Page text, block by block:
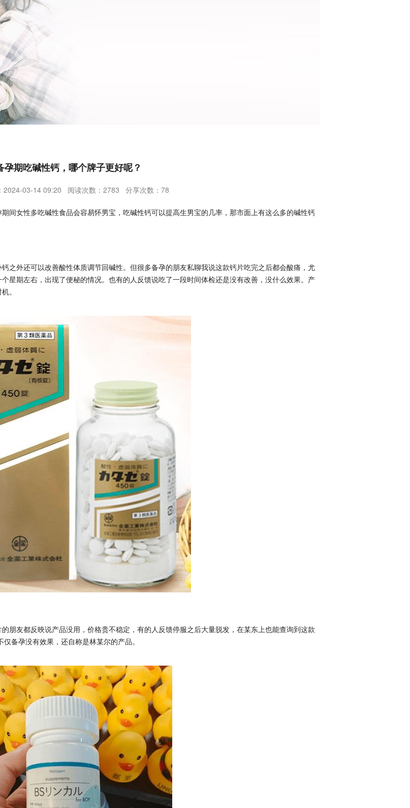
孕期吃碱性钙，哪个牌子更好呢？
2024-03-14 09:20 阅读次数：2783 分享次数：78
间女性多吃碱性食品会容易怀男宝，吃碱性钙可以提高生男宝的几率，那市面上有这么多的碱性钙
之‎外还可‎以‎改善‎酸性‎体质‎调节‎回‎碱性。但很多备孕的朋友私聊我说这款钙片吃完之后都会酸痛，尤
星期左右，出现了便秘的情况。也有的人反馈说吃了一段时间体检还是没有改善，没什么效果。产
。
朋友都反映说产品没用，价格贵不稳定，有的人反馈停服之后大量脱发，在某东上也能查询到这款
备孕没有效果，还自称是林某尔的产品。